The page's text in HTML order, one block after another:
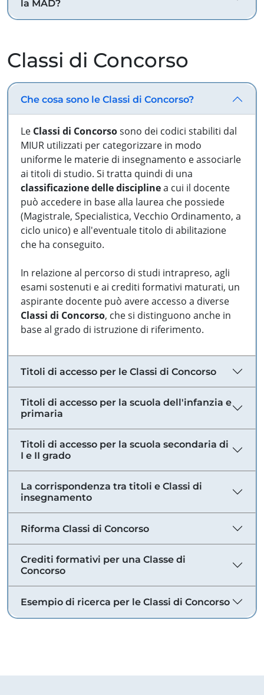
la MAD?
Classi di Concorso
Che cosa sono le Classi di Concorso?
Le Classi di Concorsosono dei codici stabiliti dal
MIUR utilizzati per categorizzare in modo
uniforme le materie di insegnamento e associarle
ai titoli di studio. Si tratta quindi di una
classificazione delle disciplinea cui il docente
può accedere in base alla laurea che possiede
(Magistrale, Specialistica, Vecchio Ordinamento, a
ciclo unico) e all'eventuale titolo di abilitazione
che ha conseguito.
In relazione al percorso di studi intrapreso, agli
esami sostenuti e ai crediti formativi maturati, un
aspirante docente può avere accesso a diverse
Classi di Concorso, che si distinguono anche in
base al grado di istruzione di riferimento.
Titoli di accesso per le Classi di Concorso
Titoli di accesso per la scuola dell'infanzia e
primaria
Titoli di accesso per la scuola secondaria di
I e II grado
La corrispondenza tra titoli e Classi di
insegnamento
Riforma Classi di Concorso
Crediti formativi per una Classe di
Concorso
Esempio di ricerca per le Classi di Concorso